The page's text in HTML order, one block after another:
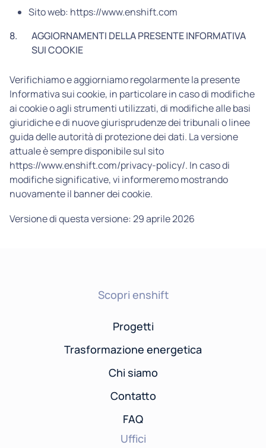
Sito web: https://www.enshift.com
8.
AGGIORNAMENTI DELLA PRESENTE INFORMATIVA
SUI COOKIE
Verifichiamo e aggiorniamo regolarmente la presente
Informativa sui cookie, in particolare in caso di modifiche
ai cookie o agli strumenti utilizzati, di modifiche alle basi
giuridiche e di nuove giurisprudenze dei tribunali o linee
guida delle autorità di protezione dei dati. La versione
attuale è sempre disponibile sul sito
https://www.enshift.com/privacy-policy/. In caso di
modifiche significative, vi informeremo mostrando
nuovamente il banner dei cookie.
Versione di questa versione: 29 aprile 2026
Scopri enshift
Progetti
Trasformazione energetica
Chi siamo
Contatto
FAQ
Uffici